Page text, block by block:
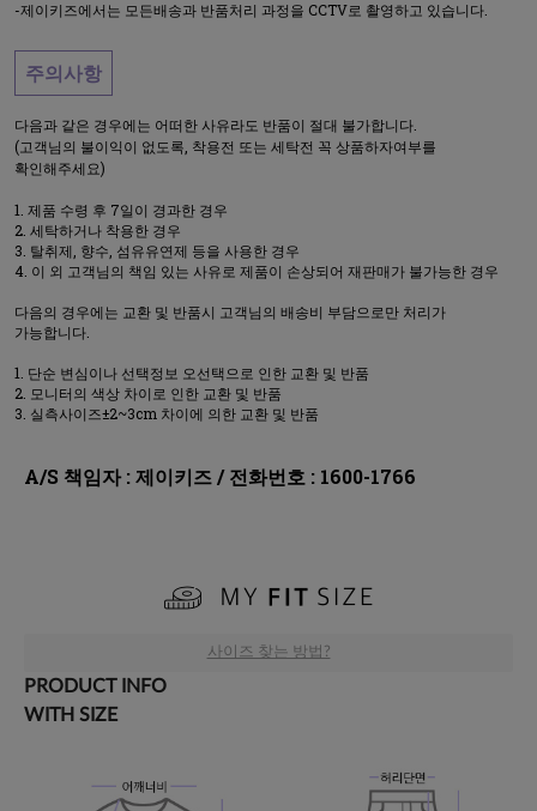
-제이키즈에서는 모든배송과 반품처리 과정을 CCTV로 촬영하고 있습니다.
주의사항
다음과 같은 경우에는 어떠한 사유라도 반품이 절대 불가합니다.
(고객님의 불이익이 없도록, 착용전 또는 세탁전 꼭 상품하자여부를
확인해주세요)
제품 수령 후 7일이 경과한 경우
세탁하거나 착용한 경우
탈취제, 향수, 섬유유연제 등을 사용한 경우
이 외 고객님의 책임 있는 사유로 제품이 손상되어 재판매가 불가능한 경우
다음의 경우에는 교환 및 반품시 고객님의 배송비 부담으로만 처리가
가능합니다.
단순 변심이나 선택정보 오선택으로 인한 교환 및 반품
모니터의 색상 차이로 인한 교환 및 반품
실측사이즈±2~3cm 차이에 의한 교환 및 반품
A/S 책임자 : 제이키즈 / 전화번호 : 1600-1766